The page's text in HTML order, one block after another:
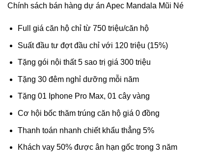
Chính sách bán hàng dự án Apec Mandala Mũi Né
Full giá căn hộ chỉ từ 750 triệu/căn hộ
Suất đầu tư đợt đầu chỉ với 120 triệu (15%)
Tặng gói nội thất 5 sao trị giá 300 triệu
Tặng 30 đêm nghỉ dưỡng mỗi năm
Tặng 01 Iphone Pro Max, 01 cây vàng
Cơ hội bốc thăm trúng căn hộ giá 0 đồng
Thanh toán nhanh chiết khẩu thẳng 5%
Khách vay 50% được ân hạn gốc trong 3 năm